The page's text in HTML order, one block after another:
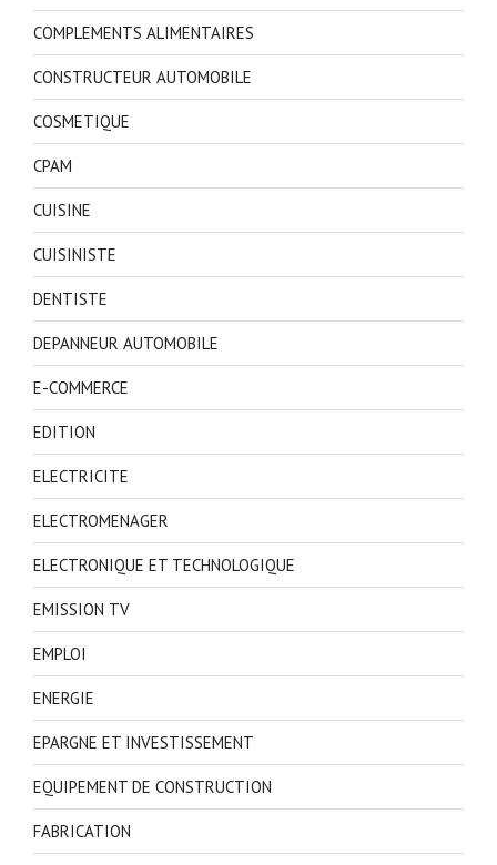
COMPLEMENTS ALIMENTAIRES
CONSTRUCTEUR AUTOMOBILE
COSMETIQUE
CPAM
CUISINE
CUISINISTE
DENTISTE
DEPANNEUR AUTOMOBILE
E-COMMERCE
EDITION
ELECTRICITE
ELECTROMENAGER
ELECTRONIQUE ET TECHNOLOGIQUE
EMISSION TV
EMPLOI
ENERGIE
EPARGNE ET INVESTISSEMENT
EQUIPEMENT DE CONSTRUCTION
FABRICATION